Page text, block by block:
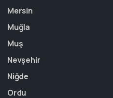
Mersin
Muğla
Muş
Nevşehir
Niğde
Ordu